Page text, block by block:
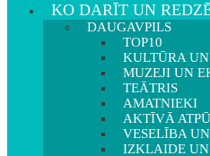
KO DARĪT UN
DAUGAVPILS
TOP10
KULTŪRA
MUZEJI UN
TEĀTRIS
AMATNIEKI
AKTĪVĀ
VESELĪBA
IZKLAIDE UN